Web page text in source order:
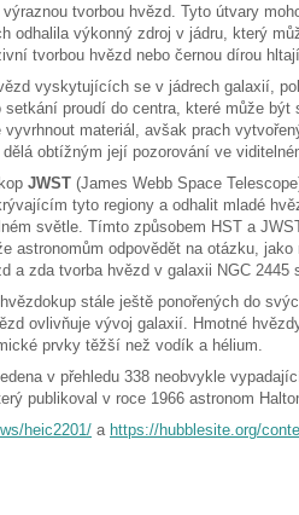
tvorbou hvězd. Tyto útvary
odhalila výkonný zdroj v jádru, který
tvorbou hvězd nebo černou dírou
vyskytujících se v jádrech galaxií,
setkání proudí do centra, které může
vyvrhnout materiál, avšak prach
obtížným její pozorování ve
JWST (James Webb Space
tyto regiony a odhalit mladé
světle. Tímto způsobem HST a
astronomům odpovědět na otázku,
a zda tvorba hvězd v galaxii NGC 2445
stále ještě ponořených do
ovlivňuje vývoj galaxií. Hmotné
prvky těžší než vodík a hélium.
v přehledu 338 neobvykle
publikoval v roce 1966 astronom
heic2201/ a https://hubblesite.org/